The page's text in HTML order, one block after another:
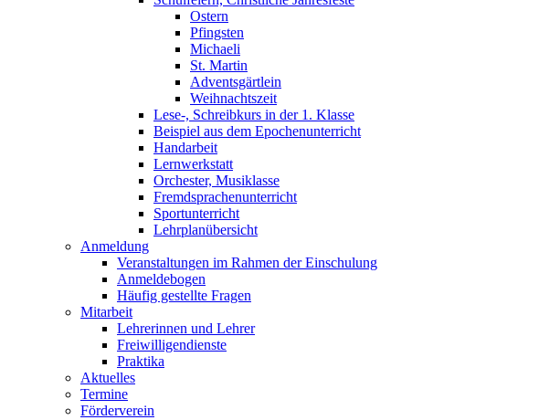
Ostern
Pfingsten
Michaeli
St. Martin
Adventsgärtlein
Weihnachtszeit
Lese-, Schreibkurs in der 1. Klasse
Beispiel aus dem Epochenunterricht
Handarbeit
Lernwerkstatt
Orchester, Musiklasse
Fremdsprachenunterricht
Sportunterricht
Lehrplanübersicht
Anmeldung
Veranstaltungen im Rahmen der Einschulung
Anmeldebogen
Häufig gestellte Fragen
Mitarbeit
Lehrerinnen und Lehrer
Freiwilligendienste
Praktika
Aktuelles
Termine
Förderverein